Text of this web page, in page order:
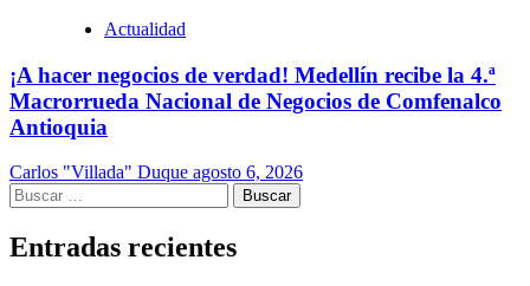
Actualidad
¡A hacer negocios de verdad! Medellín recibe la 4.ª
Macrorrueda Nacional de Negocios de Comfenalco
Antioquia
Carlos "Villada" Duque agosto 6, 2026
Buscar:
Entradas recientes